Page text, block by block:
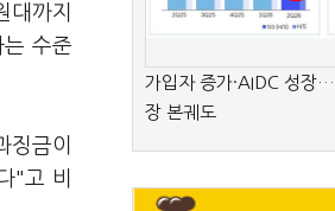
까지
수준
금이
"고 비
가입자 증가·AIDC 성장
장 본궤도